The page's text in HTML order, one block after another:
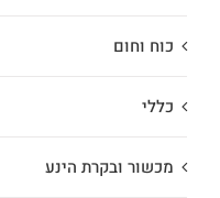
כוח וחום
כללי
מכשור ובקרת הינע